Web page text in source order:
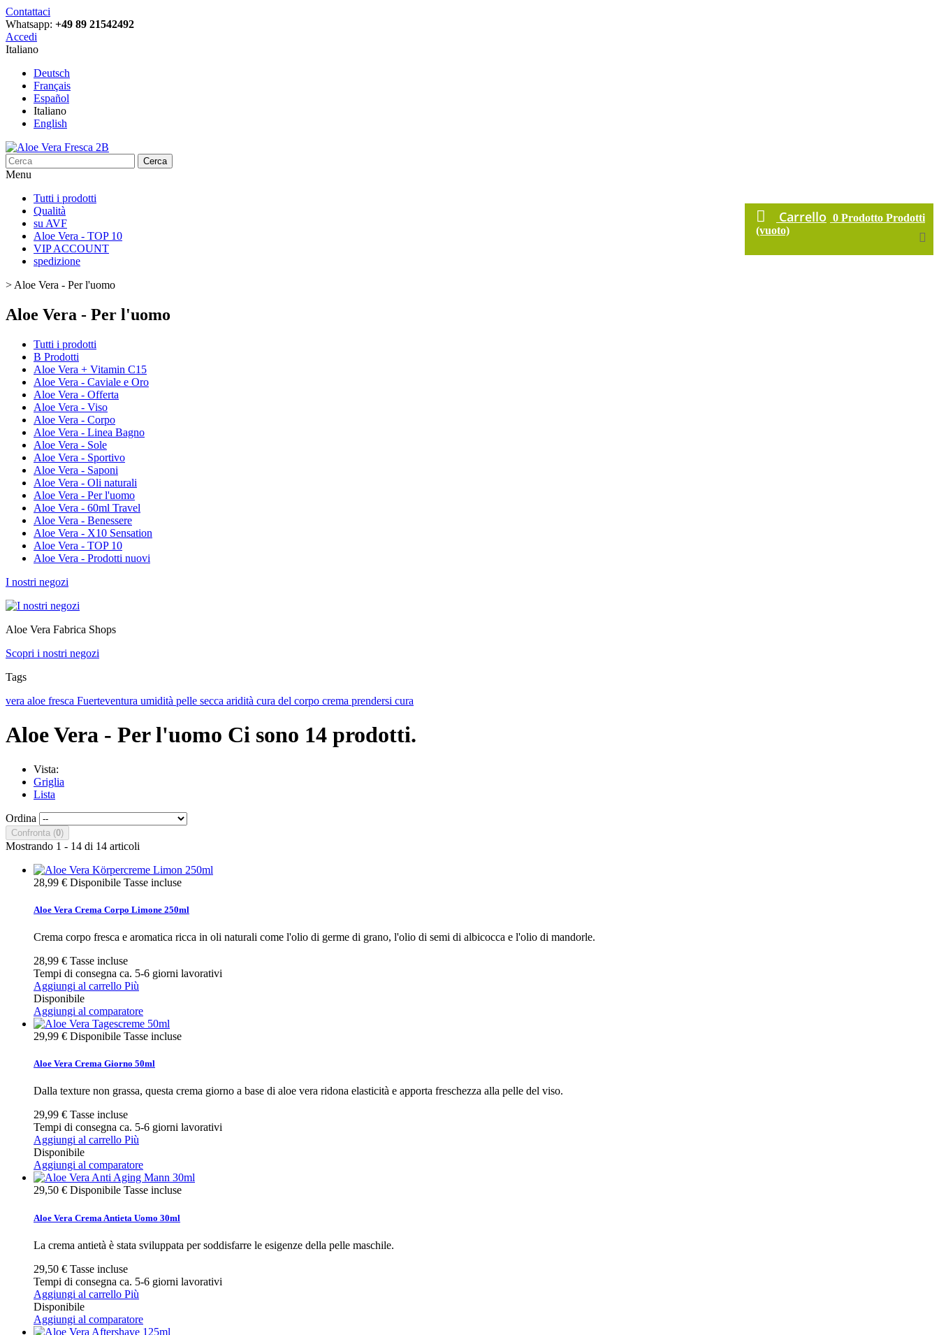
Contattaci
Whatsapp: +49 89 21542492
Accedi
Italiano
Deutsch
Français
Español
Italiano
English
Cerca
Carrello 0 Prodotto Prodotti
(vuoto)
Menu
Tutti i prodotti
Qualità
su AVF
Aloe Vera - TOP 10
VIP ACCOUNT
spedizione
> Aloe Vera - Per l'uomo
Aloe Vera - Per l'uomo
Tutti i prodotti
B Prodotti
Aloe Vera + Vitamin C15
Aloe Vera - Caviale e Oro
Aloe Vera - Offerta
Aloe Vera - Viso
Aloe Vera - Corpo
Aloe Vera - Linea Bagno
Aloe Vera - Sole
Aloe Vera - Sportivo
Aloe Vera - Saponi
Aloe Vera - Oli naturali
Aloe Vera - Per l'uomo
Aloe Vera - 60ml Travel
Aloe Vera - Benessere
Aloe Vera - X10 Sensation
Aloe Vera - TOP 10
Aloe Vera - Prodotti nuovi
I nostri negozi
Aloe Vera Fabrica Shops
Scopri i nostri negozi
Tags
vera aloe fresca Fuerteventura umidità pelle secca aridità cura del corpo crema prendersi cura
Aloe Vera - Per l'uomo Ci sono 14 prodotti.
Vista:
Griglia
Lista
Ordina
Confronta (0)
Mostrando 1 - 14 di 14 articoli
28,99 € Disponibile Tasse incluse
Aloe Vera Crema Corpo Limone 250ml
Crema corpo fresca e aromatica ricca in oli naturali come l'olio di germe di grano, l'olio di semi di albicocca e l'olio di mandorle.
28,99 € Tasse incluse
Tempi di consegna ca. 5-6 giorni lavorativi
Aggiungi al carrello Più
Disponibile
Aggiungi al comparatore
29,99 € Disponibile Tasse incluse
Aloe Vera Crema Giorno 50ml
Dalla texture non grassa, questa crema giorno a base di aloe vera ridona elasticità e apporta freschezza alla pelle del viso.
29,99 € Tasse incluse
Tempi di consegna ca. 5-6 giorni lavorativi
Aggiungi al carrello Più
Disponibile
Aggiungi al comparatore
29,50 € Disponibile Tasse incluse
Aloe Vera Crema Antieta Uomo 30ml
La crema antietà è stata sviluppata per soddisfarre le esigenze della pelle maschile.
29,50 € Tasse incluse
Tempi di consegna ca. 5-6 giorni lavorativi
Aggiungi al carrello Più
Disponibile
Aggiungi al comparatore